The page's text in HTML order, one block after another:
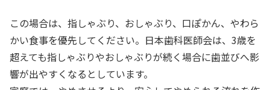
この場合は、指しゃぶり、おしゃぶり、口ぽかん、やわら
かい食事を優先してください。日本歯科医師会は、3歳を
超えても指しゃぶりやおしゃぶりが続く場合に歯並びへ影
響が出やすくなるとしています。